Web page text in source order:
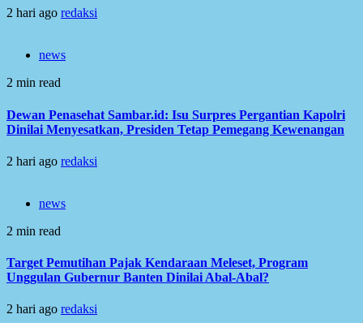
2 hari ago redaksi
news
2 min read
Dewan Penasehat Sambar.id: Isu Surpres Pergantian Kapolri
Dinilai Menyesatkan, Presiden Tetap Pemegang Kewenangan
2 hari ago redaksi
news
2 min read
Target Pemutihan Pajak Kendaraan Meleset, Program
Unggulan Gubernur Banten Dinilai Abal-Abal?
2 hari ago redaksi